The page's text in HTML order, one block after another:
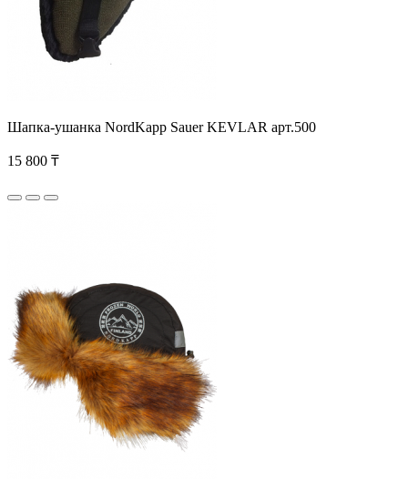
Шапка-ушанка NordKapp Sauer KEVLAR арт.500
15 800 ₸